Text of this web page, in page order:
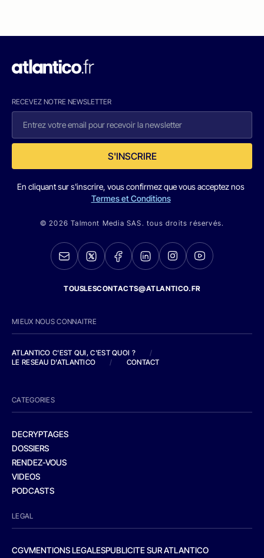
RECEVEZ NOTRE NEWSLETTER
S'INSCRIRE
En cliquant sur s'inscrire, vous confirmez que vous acceptez nos
Termes et Conditions
© 2026 Talmont Media SAS. tous droits réservés.
TOUSLESCONTACTS@ATLANTICO.FR
MIEUX NOUS CONNAITRE
ATLANTICO C'EST QUI, C'EST QUOI ?
/
LE RESEAU D'ATLANTICO
/ CONTACT
CATEGORIES
DECRYPTAGES
DOSSIERS
RENDEZ-VOUS
VIDEOS
PODCASTS
LEGAL
CGVMENTIONS LEGALESPUBLICITE SUR ATLANTICO